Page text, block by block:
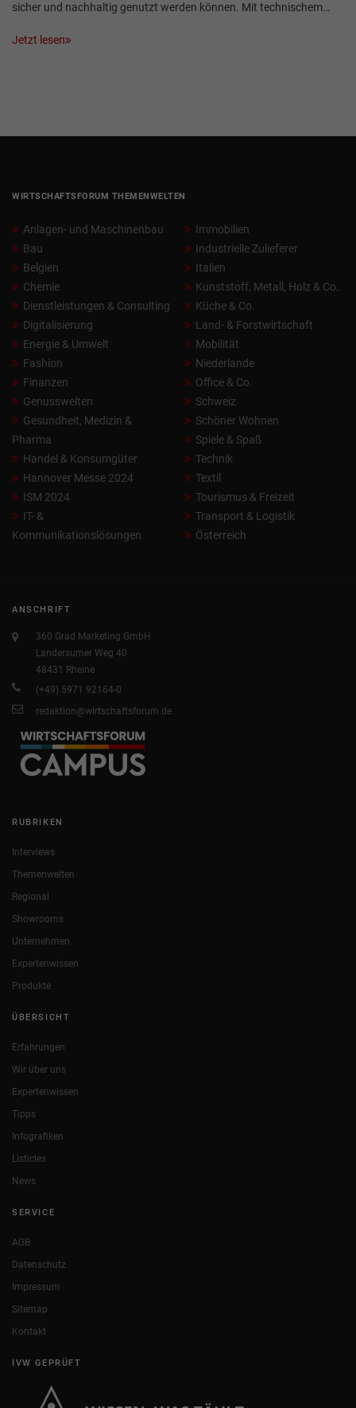
sicher und nachhaltig genutzt werden können. Mit technischem…
Jetzt lesen
WIRTSCHAFTSFORUM THEMENWELTEN
Anlagen- und Maschinenbau
Bau
Belgien
Chemie
Dienstleistungen & Consulting
Digitalisierung
Energie & Umwelt
Fashion
Finanzen
Genusswelten
Gesundheit, Medizin &
Pharma
Handel & Konsumgüter
Hannover Messe 2024
ISM 2024
IT- &
Kommunikationslösungen
Immobilien
Industrielle Zulieferer
Italien
Kunststoff, Metall, Holz & Co.
Küche & Co.
Land- & Forstwirtschaft
Mobilität
Niederlande
Office & Co.
Schweiz
Schöner Wohnen
Spiele & Spaß
Technik
Textil
Tourismus & Freizeit
Transport & Logistik
Österreich
ANSCHRIFT
360 Grad Marketing GmbH
Landersumer Weg 40
48431 Rheine
(+49) 5971 92164-0
redaktion@wirtschaftsforum.de
RUBRIKEN
Interviews
Themenwelten
Regional
Showrooms
Unternehmen
Expertenwissen
Produkte
ÜBERSICHT
Erfahrungen
Wir über uns
Expertenwissen
Tipps
Infografiken
Listicles
News
SERVICE
AGB
Datenschutz
Impressum
Sitemap
Kontakt
IVW GEPRÜFT